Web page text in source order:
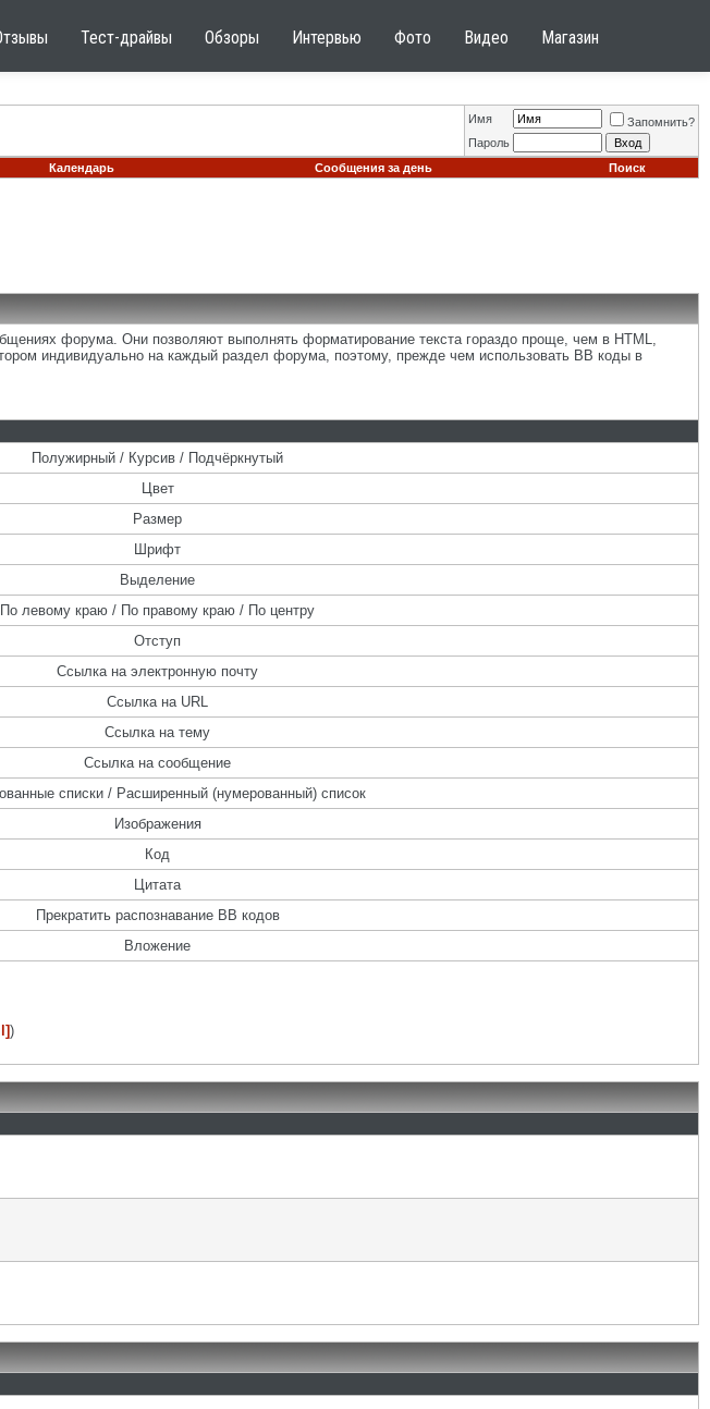
Тест-драйвы Обзоры Интервью Фото Видео Магазин
Имя
Запомнить?
Пароль
Календарь Сообщения за день Поиск
форума. Они позволяют выполнять форматирование текста гораздо проще, чем в HTML,
индивидуально на каждый раздел форума, поэтому, прежде чем использовать BB коды в
Полужирный / Курсив / Подчёркнутый
Цвет
Размер
Шрифт
Выделение
По левому краю / По правому краю / По центру
Отступ
Ссылка на электронную почту
Ссылка на URL
Ссылка на тему
Ссылка на сообщение
списки / Расширенный (нумерованный) список
Изображения
Код
Цитата
Прекратить распознавание BB кодов
Вложение
)